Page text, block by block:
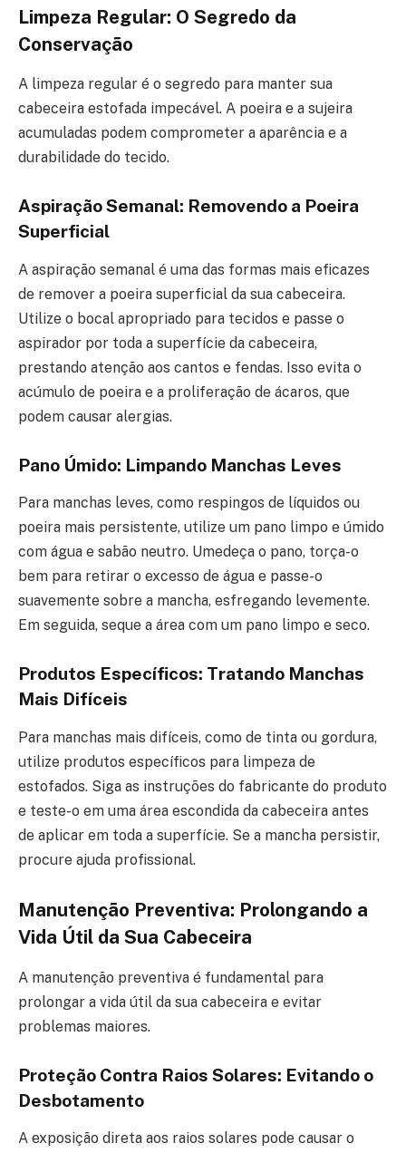
Limpeza Regular: O Segredo da
Conservação
A limpeza regular é o segredo para manter sua
cabeceira estofada impecável. A poeira e a sujeira
acumuladas podem comprometer a aparência e a
durabilidade do tecido.
Aspiração Semanal: Removendo a Poeira
Superficial
A aspiração semanal é uma das formas mais eficazes
de remover a poeira superficial da sua cabeceira.
Utilize o bocal apropriado para tecidos e passe o
aspirador por toda a superfície da cabeceira,
prestando atenção aos cantos e fendas. Isso evita o
acúmulo de poeira e a proliferação de ácaros, que
podem causar alergias.
Pano Úmido: Limpando Manchas Leves
Para manchas leves, como respingos de líquidos ou
poeira mais persistente, utilize um pano limpo e úmido
com água e sabão neutro. Umedeça o pano, torça-o
bem para retirar o excesso de água e passe-o
suavemente sobre a mancha, esfregando levemente.
Em seguida, seque a área com um pano limpo e seco.
Produtos Específicos: Tratando Manchas
Mais Difíceis
Para manchas mais difíceis, como de tinta ou gordura,
utilize produtos específicos para limpeza de
estofados. Siga as instruções do fabricante do produto
e teste-o em uma área escondida da cabeceira antes
de aplicar em toda a superfície. Se a mancha persistir,
procure ajuda profissional.
Manutenção Preventiva: Prolongando a
Vida Útil da Sua Cabeceira
A manutenção preventiva é fundamental para
prolongar a vida útil da sua cabeceira e evitar
problemas maiores.
Proteção Contra Raios Solares: Evitando o
Desbotamento
A exposição direta aos raios solares pode causar o